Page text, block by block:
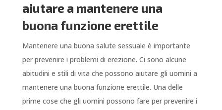
aiutare a mantenere una
buona funzione erettile
Mantenere una buona salute sessuale è importante
per prevenire i problemi di erezione. Ci sono alcune
abitudini e stili di vita che possono aiutare gli uomini a
mantenere una buona funzione erettile. Una delle
prime cose che gli uomini possono fare per prevenire i